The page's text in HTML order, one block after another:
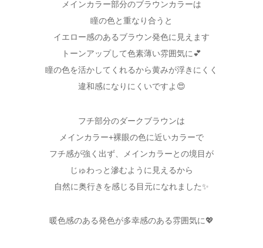
メインカラー部分のブラウンカラーは
瞳の色と重なり合うと
イエロー感のあるブラウン発色に見えます
トーンアップして色素薄い雰囲気に💕
瞳の色を活かしてくれるから黄みが浮きにくく
違和感になりにくいですよ😍
フチ部分のダークブラウンは
メインカラー+裸眼の色に近いカラーで
フチ感が強く出ず、メインカラーとの境目が
じゅわっと滲むように見えるから
自然に奥行きを感じる目元になれました✨
暖色感のある発色が多幸感のある雰囲気に💖